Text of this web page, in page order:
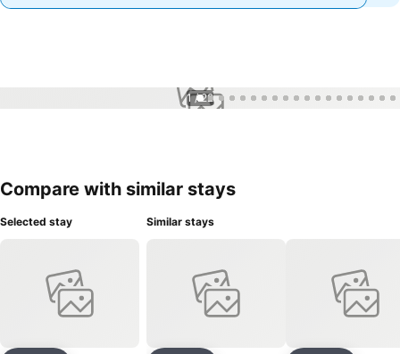
1 / 22
Compare with similar stays
Selected stay Similar stays